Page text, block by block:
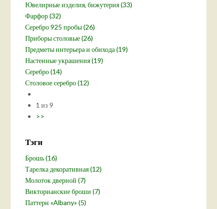
Ювелирные изделия, бижутерия (33)
Фарфор (32)
Серебро 925 пробы (26)
Приборы столовые (26)
Предметы интерьера и обихода (19)
Настенные украшения (19)
Серебро (14)
Столовое серебро (12)
1 из 9
>>
Тэги
Брошь (16)
Тарелка декоративная (12)
Молоток дверной (7)
Викторианские броши (7)
Паттерн «Albany» (5)